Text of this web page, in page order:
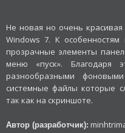
Не новая но очень красивая
Windows 7. К особенностям
прозрачные элементы
меню «пуск». Благодаря
разнообразными
системные файлы которые
так как на скриншоте.
Автор (разработчик):